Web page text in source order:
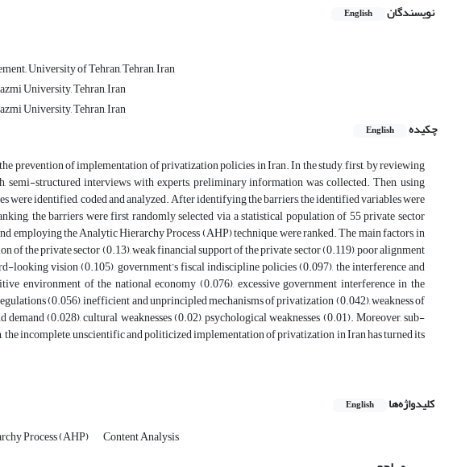
نویسندگان English
University of Tehran, Tehran, Iran
University, Tehran, Iran
University, Tehran, Iran
چکیده
English
prevention of implementation of privatization policies in Iran. In the study, first, by reviewing
semi-structured interviews with experts, preliminary information was collected. Then, using
identified, coded and analyzed. After identifying the barriers, the identified variables were
the barriers were first randomly selected via a statistical population of 55 private sector
employing the Analytic Hierarchy Process (AHP) technique, were ranked. The main factors, in
of the private sector (0.13), weak financial support of the private sector (0.119), poor alignment
vision (0.105), government’s fiscal indiscipline policies (0.097), the interference and
environment of the national economy (0.076), excessive government interference in the
(0.056), inefficient and unprincipled mechanisms of privatization (0.042), weakness of
(0.028), cultural weaknesses (0.02), psychological weaknesses (0.01). Moreover, sub-
incomplete, unscientific and politicized implementation of privatization in Iran has turned its
کلیدواژه‌ها English
Process (AHP) Content Analysis